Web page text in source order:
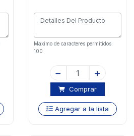
Maximo de caracteres permitidos:
100
Comprar
Agregar a la lista